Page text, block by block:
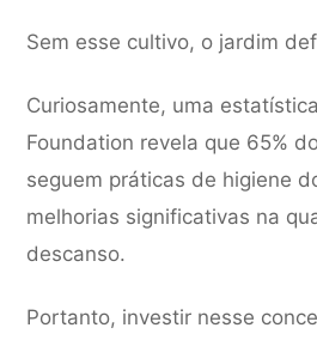
Sem esse cultivo, o jardim
Curiosamente, uma
Foundation revela que 65%
seguem práticas de higiene
melhorias significativas na
descanso.
Portanto, investir nesse